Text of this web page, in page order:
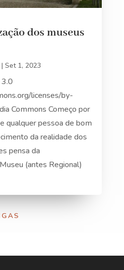
dos museus
| Set 1, 2023
licenses/by-
Commons Começo por
qualquer pessoa de bom
da realidade dos
pensa da
(antes Regional)